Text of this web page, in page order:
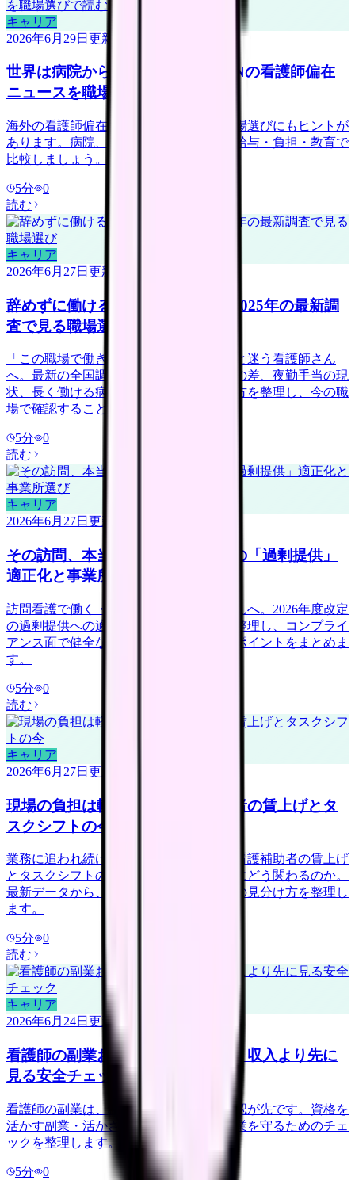
キャリア
2026年6月29日 更新
世界は病院から地域・在宅へ？ICNの看護師偏在
ニュースを職場選びで読む
海外の看護師偏在ニュースは、日本の職場選びにもヒントが
あります。病院、訪問看護、地域ケアを給与・負担・教育で
比較しましょう。
5分
0
読む
キャリア
2026年6月27日 更新
辞めずに働ける病院は何が違う？2025年の最新調
査で見る職場選び
「この職場で働き続けられるだろうか」と迷う看護師さん
へ。最新の全国調査データから、離職率の差、夜勤手当の現
状、長く働ける病院が導入している働き方を整理し、今の職
場で確認することを具体化します。
5分
0
読む
キャリア
2026年6月27日 更新
その訪問、本当に必要？訪問看護の「過剰提供」
適正化と事業所選び
訪問看護で働く・転職を考える看護師さんへ。2026年度改定
の過剰提供への適正化や不正請求報道を整理し、コンプライ
アンス面で健全な事業所を見極める確認ポイントをまとめま
す。
5分
0
読む
キャリア
2026年6月27日 更新
現場の負担は軽くなる？看護補助者の賃上げとタ
スクシフトの今
業務に追われ続けている看護師さんへ。看護補助者の賃上げ
とタスクシフトの広がりが、現場の負担にどう関わるのか。
最新データから、負担を分け合える職場の見分け方を整理し
ます。
5分
0
読む
キャリア
2026年6月24日 更新
看護師の副業おすすめを探す前に。収入より先に
見る安全チェック
看護師の副業は、稼げる金額より安全確認が先です。資格を
活かす副業・活かさない副業の例と、本業を守るためのチェ
ックを整理します。
5分
0